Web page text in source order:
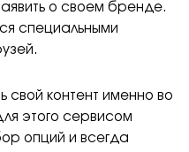
о своем бренде.
специальными
свой контент именно во
этого сервисом
опций и всегда